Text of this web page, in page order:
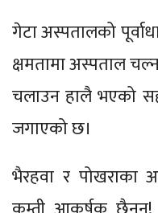
गेटा अस्पतालको
क्षमतामा अस्पताल
चलाउन हालै भएको
जगाएको छ।
भैरहवा र पोखराका